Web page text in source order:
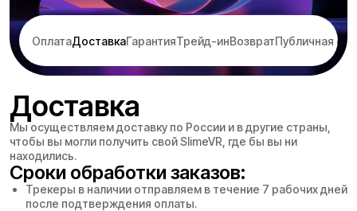
ОплатаДоставкаГарантияТрейд-инВозвратПубличная
Доставка
Мы осуществляем доставку по России и в другие страны,
чтобы вы могли получить свой SlimeVR, где бы вы ни
находились.
Сроки обработки заказов:
Трекеры в наличии отправляем в течение 7 рабочих дней
после подтверждения оплаты.